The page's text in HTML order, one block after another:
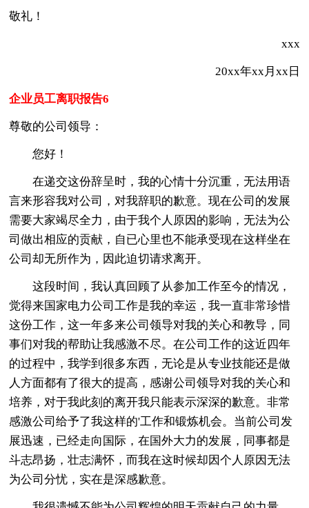
敬礼！
xxx
20xx年xx月xx日
企业员工离职报告6
尊敬的公司领导：
您好！
在递交这份辞呈时，我的心情十分沉重，无法用语
言来形容我对公司，对我辞职的歉意。现在公司的发展
需要大家竭尽全力，由于我个人原因的影响，无法为公
司做出相应的贡献，自已心里也不能承受现在这样坐在
公司却无所作为，因此迫切请求离开。
这段时间，我认真回顾了从参加工作至今的情况，
觉得来国家电力公司工作是我的幸运，我一直非常珍惜
这份工作，这一年多来公司领导对我的关心和教导，同
事们对我的帮助让我感激不尽。在公司工作的这近四年
的过程中，我学到很多东西，无论是从专业技能还是做
人方面都有了很大的提高，感谢公司领导对我的关心和
培养，对于我此刻的离开我只能表示深深的歉意。非常
感激公司给予了我这样的'工作和锻炼机会。当前公司发
展迅速，已经走向国际，在国外大力的发展，同事都是
斗志昂扬，壮志满怀，而我在这时候却因个人原因无法
为公司分忧，实在是深感歉意。